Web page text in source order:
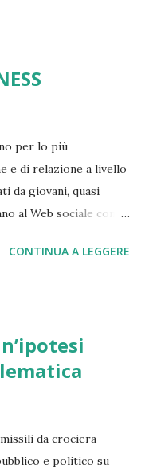
le catene di
dell'industria
competitive si
sempre più
mentre i cicli di
per lo più
e di relazione a livello
da giovani, quasi
al Web sociale come
le aziende, appare
sociale è quindi
di persone
o cultura. Man mano
crescerà, man mano
del lavoro che in
CONTINUA A LEGGERE
da crociera
e politico su